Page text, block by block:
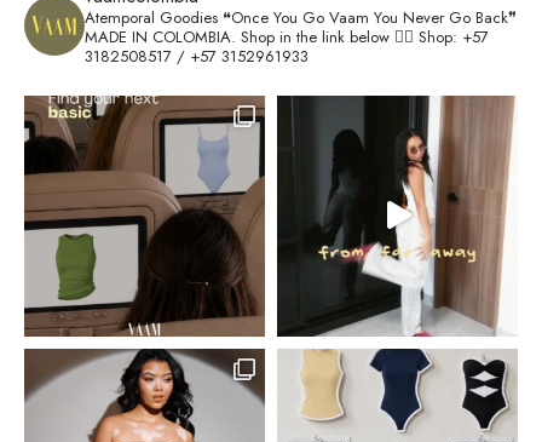
Atemporal Goodies ❝Once You Go Vaam You Never Go Back❞
MADE IN COLOMBIA. Shop in the link below 👇🏽 Shop: +57
3182508517 / +57 3152961933